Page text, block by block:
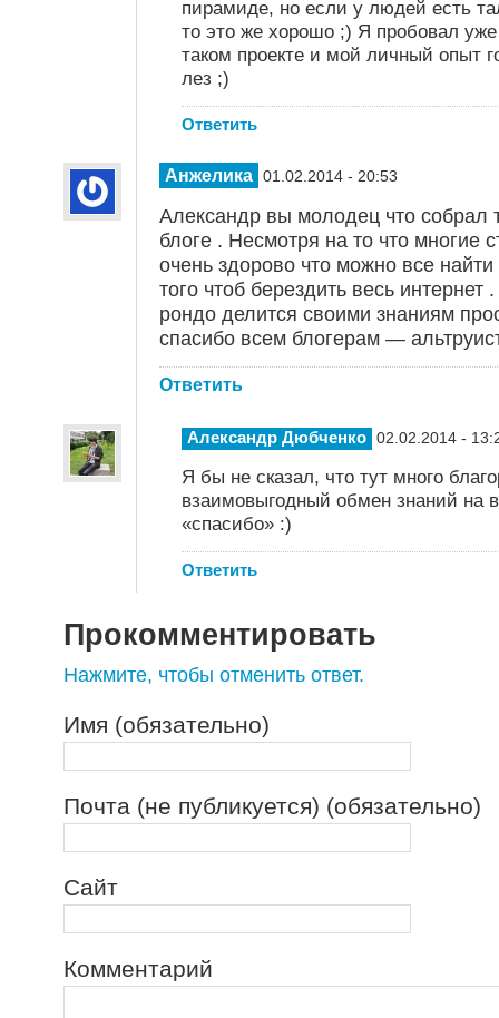
пирамиде, но если у людей есть
то это же хорошо ;) Я пробовал
таком проекте и мой личный опыт
лез ;)
Ответить
Анжелика 01.02.2014 - 20:53
Александр вы молодец что собрал
блоге . Несмотря на то что многие
очень здорово что можно все
того чтоб берездить весь
рондо делится своими знаниям
спасибо всем блогерам —
Ответить
Александр Дюбченко 02.02.2014 -
Я бы не сказал, что тут много
взаимовыгодный обмен знаний на
«спасибо» :)
Ответить
Прокомментировать
Нажмите, чтобы отменить ответ.
Имя (обязательно)
Почта (не публикуется) (обязательно)
Сайт
Комментарий